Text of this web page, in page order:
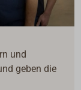
und
geben die